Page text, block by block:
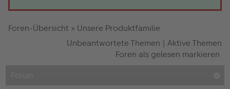
Foren-Übersicht » Unsere Produktfamilie
Unbeantwortete Themen | Aktive Themen
Foren als gelesen markieren